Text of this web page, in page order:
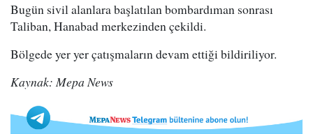
Bugün sivil alanlara başlatılan bombardıman sonrası
Taliban, Hanabad merkezinden çekildi.
Bölgede yer yer çatışmaların devam ettiği bildiriliyor.
Kaynak: Mepa News